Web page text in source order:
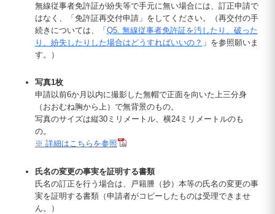
無線従事者免許証が紛失等で手元に無い場合には、訂正申請で
はなく、「免許証再交付申請」をしてください。（再交付の手
続きについては、「Q5. 無線従事者免許証を汚したり、破った
り、紛失したりした場合はどうすればいいの？ 」を参照願いま
す。）
写真1枚
申請以前6か月以内に撮影した無帽で正面を向いた上三分身
（おおむね胸から上）で無背景のもの。
写真のサイズは縦30ミリメートル、横24ミリメートルのも
の。
※ 詳細はこちらを参照
氏名の変更の事実を証明する書類
氏名の訂正を行う場合は、戸籍謄（抄）本等の氏名の変更の事
実を証明する書類（申請者がコピーしたものは受理できませ
ん。）